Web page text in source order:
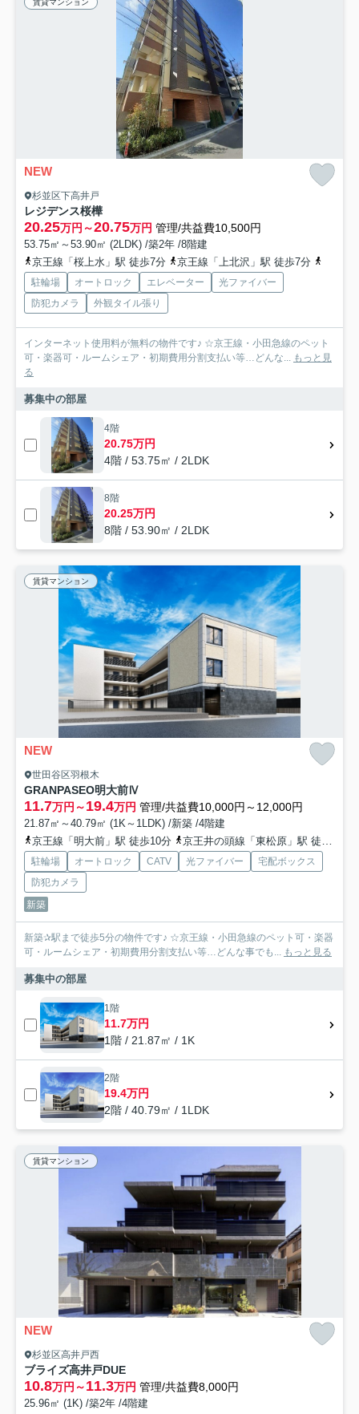
賃貸マンション
NEW
杉並区下高井戸
レジデンス桜樺
20.25万円～20.75万円 管理/共益費10,500円
53.75㎡～53.90㎡ (2LDK) /築2年 /8階建
京王線「桜上水」駅 徒歩7分
京王線「上北沢」駅 徒歩7分
駐輪場 オートロック エレベーター
光ファイバー
防犯カメラ
外観タイル張り
インターネット使用料が無料の物件です♪ ☆京王線・小田急線のペット
可・楽器可・ルームシェア・初期費用分割支払い等…どんな... もっと見
る
募集中の部屋
4階
20.75万円
4階 / 53.75㎡ / 2LDK
8階
20.25万円
8階 / 53.90㎡ / 2LDK
賃貸マンション
NEW
世田谷区羽根木
GRANPASEO明大前Ⅳ
11.7万円～19.4万円 管理/共益費10,000円～12,000円
21.87㎡～40.79㎡ (1K～1LDK) /新築 /4階建
京王線「明大前」駅 徒歩10分
京王井の頭線「東松原」駅 徒歩5分
駐輪場 オートロック CATV 光ファイバー
宅配ボックス
防犯カメラ
新築
新築✰駅まで徒歩5分の物件です♪ ☆京王線・小田急線のペット可・楽器
可・ルームシェア・初期費用分割支払い等…どんな事でも... もっと見る
募集中の部屋
1階
11.7万円
1階 / 21.87㎡ / 1K
2階
19.4万円
2階 / 40.79㎡ / 1LDK
賃貸マンション
NEW
杉並区高井戸西
ブライズ高井戸DUE
10.8万円～11.3万円 管理/共益費8,000円
25.96㎡ (1K) /築2年 /4階建